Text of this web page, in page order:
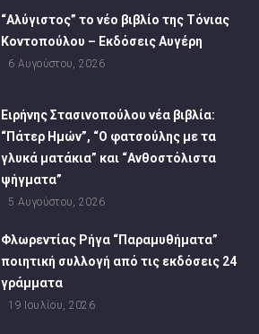
“Αλύγιστος” το νέο βιβλίο της Τόνιας
Κοντοπούλου – Εκδόσεις Αυγέρη
6 Αυγούστου, 2026
Ειρήνης Στασινοπούλου νέα βιβλία:
“Πάτερ Ημών”, “Ο φατσούλης με τα
γλυκά ματάκια” και “Ανθοστόλιστα
ψήγματα”
5 Αυγούστου, 2026
Φλωρεντίας Ρήγα “Παραμυθήματα”
ποιητική συλλογή από τις εκδόσεις 24
γράμματα
19 Ιουλίου, 2026